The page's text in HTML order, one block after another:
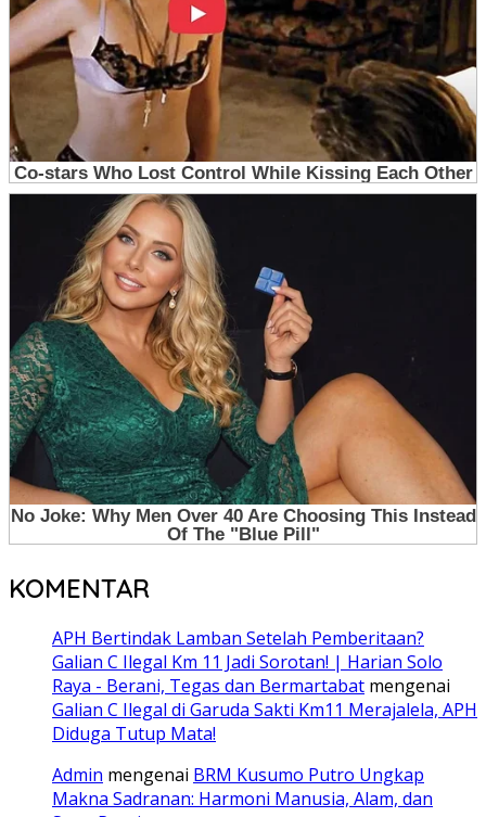
KOMENTAR
APH Bertindak Lamban Setelah Pemberitaan?
Galian C Ilegal Km 11 Jadi Sorotan! | Harian Solo
Raya - Berani, Tegas dan Bermartabat mengenai
Galian C Ilegal di Garuda Sakti Km11 Merajalela, APH
Diduga Tutup Mata!
Admin mengenai BRM Kusumo Putro Ungkap
Makna Sadranan: Harmoni Manusia, Alam, dan